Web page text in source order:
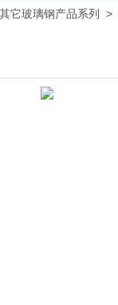
其它玻璃钢产品系列 >